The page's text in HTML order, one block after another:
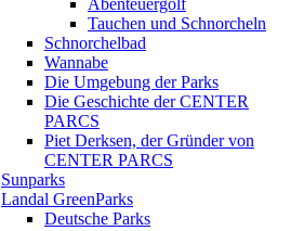
Abenteuergolf
Tauchen und Schnorcheln
Schnorchelbad
Wannabe
Die Umgebung der Parks
Die Geschichte der CENTER
PARCS
Piet Derksen, der Gründer von
CENTER PARCS
Sunparks
Landal GreenParks
Deutsche Parks